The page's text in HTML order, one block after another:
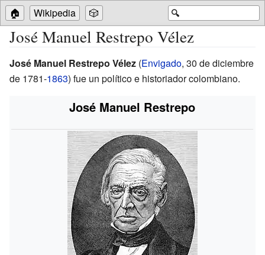
🔍
🏠 Wikipedia 🎲
José Manuel Restrepo Vélez
José Manuel Restrepo Vélez (Envigado, 30 de diciembre
de 1781-1863) fue un político e historiador colombiano.
José Manuel Restrepo